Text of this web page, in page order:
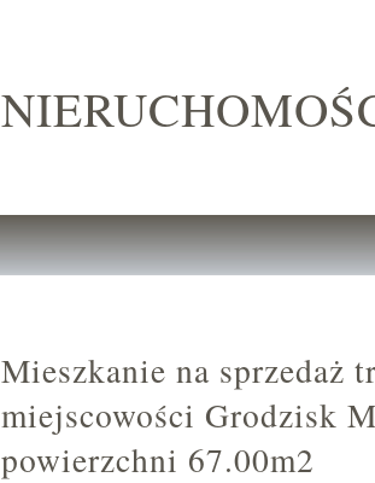
Mieszkanie na sprzedaż
miejscowości Grodzisk
powierzchni 67.00m2